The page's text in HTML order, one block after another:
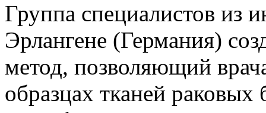
Группа специалистов из
Эрлангене (Германия)
метод, позволяющий
образцах тканей раковых